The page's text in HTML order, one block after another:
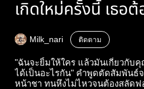
เกิดใหม่ครั้งนี้ เธอ
Milk_nari ติดตาม
"ฉันจะยิ้มให้ใคร แล้วมันเกี่ยวกับคุ
ได้เป็นอะไรกัน" คำพูดตัดสัมพันธ์
หน้าชา ทนหึงไม่ไหวจนต้องสลัดฟ